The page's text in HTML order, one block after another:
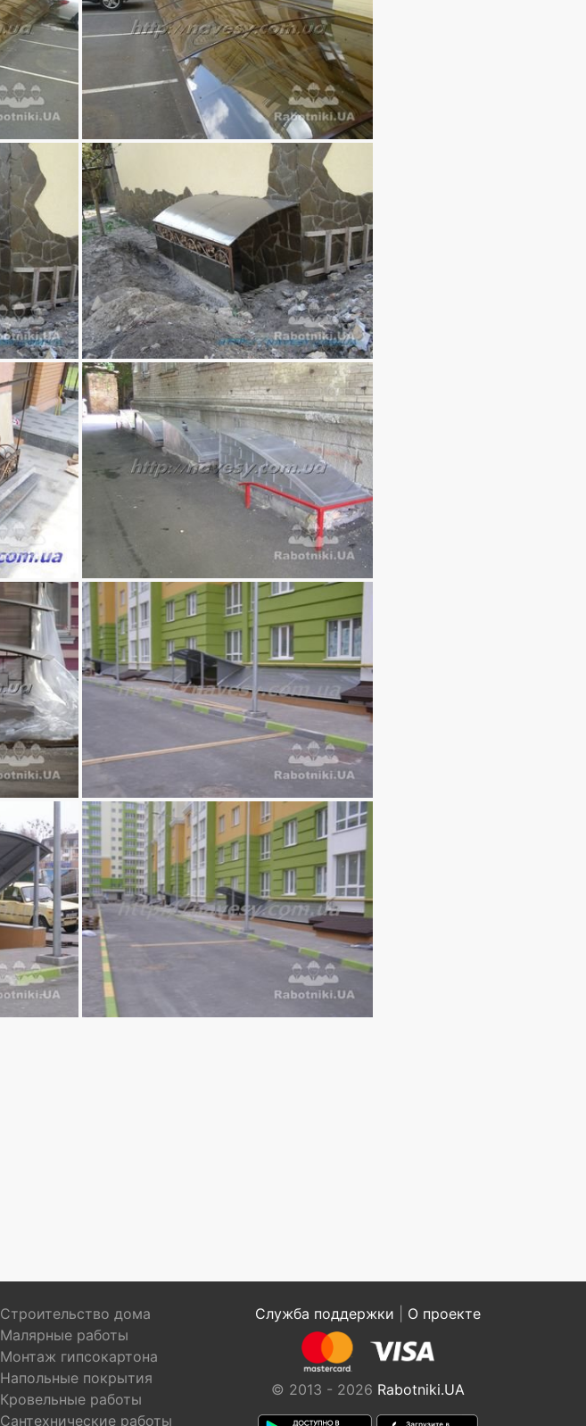
Строительство дома
Малярные работы
Монтаж гипсокартона
Напольные покрытия
Кровельные работы
Сантехнические работы
Служба поддержки О проекте
© 2013 - 2026 Rabotniki.UA